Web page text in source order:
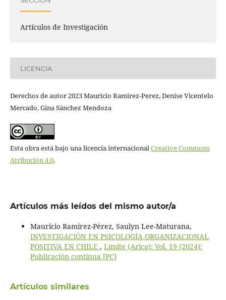
Artículos de Investigación
LICENCIA
Derechos de autor 2023 Mauricio Ramirez-Perez, Denise Vicentelo
Mercado, Gina Sánchez Mendoza
Esta obra está bajo una licencia internacional Creative Commons
Atribución 4.0.
Artículos más leídos del mismo autor/a
Mauricio Ramírez-Pérez, Saulyn Lee-Maturana,
INVESTIGACIÓN EN PSICOLOGÍA ORGANIZACIONAL
POSITIVA EN CHILE , Límite (Arica): Vol. 19 (2024):
Publicación continua [PC]
Artículos similares